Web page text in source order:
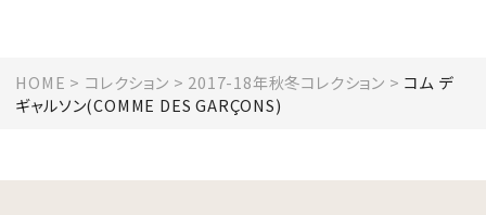
HOME コレクション 2017-18年秋冬コレクション
コム デ
ギャルソン(COMME DES GARÇONS)